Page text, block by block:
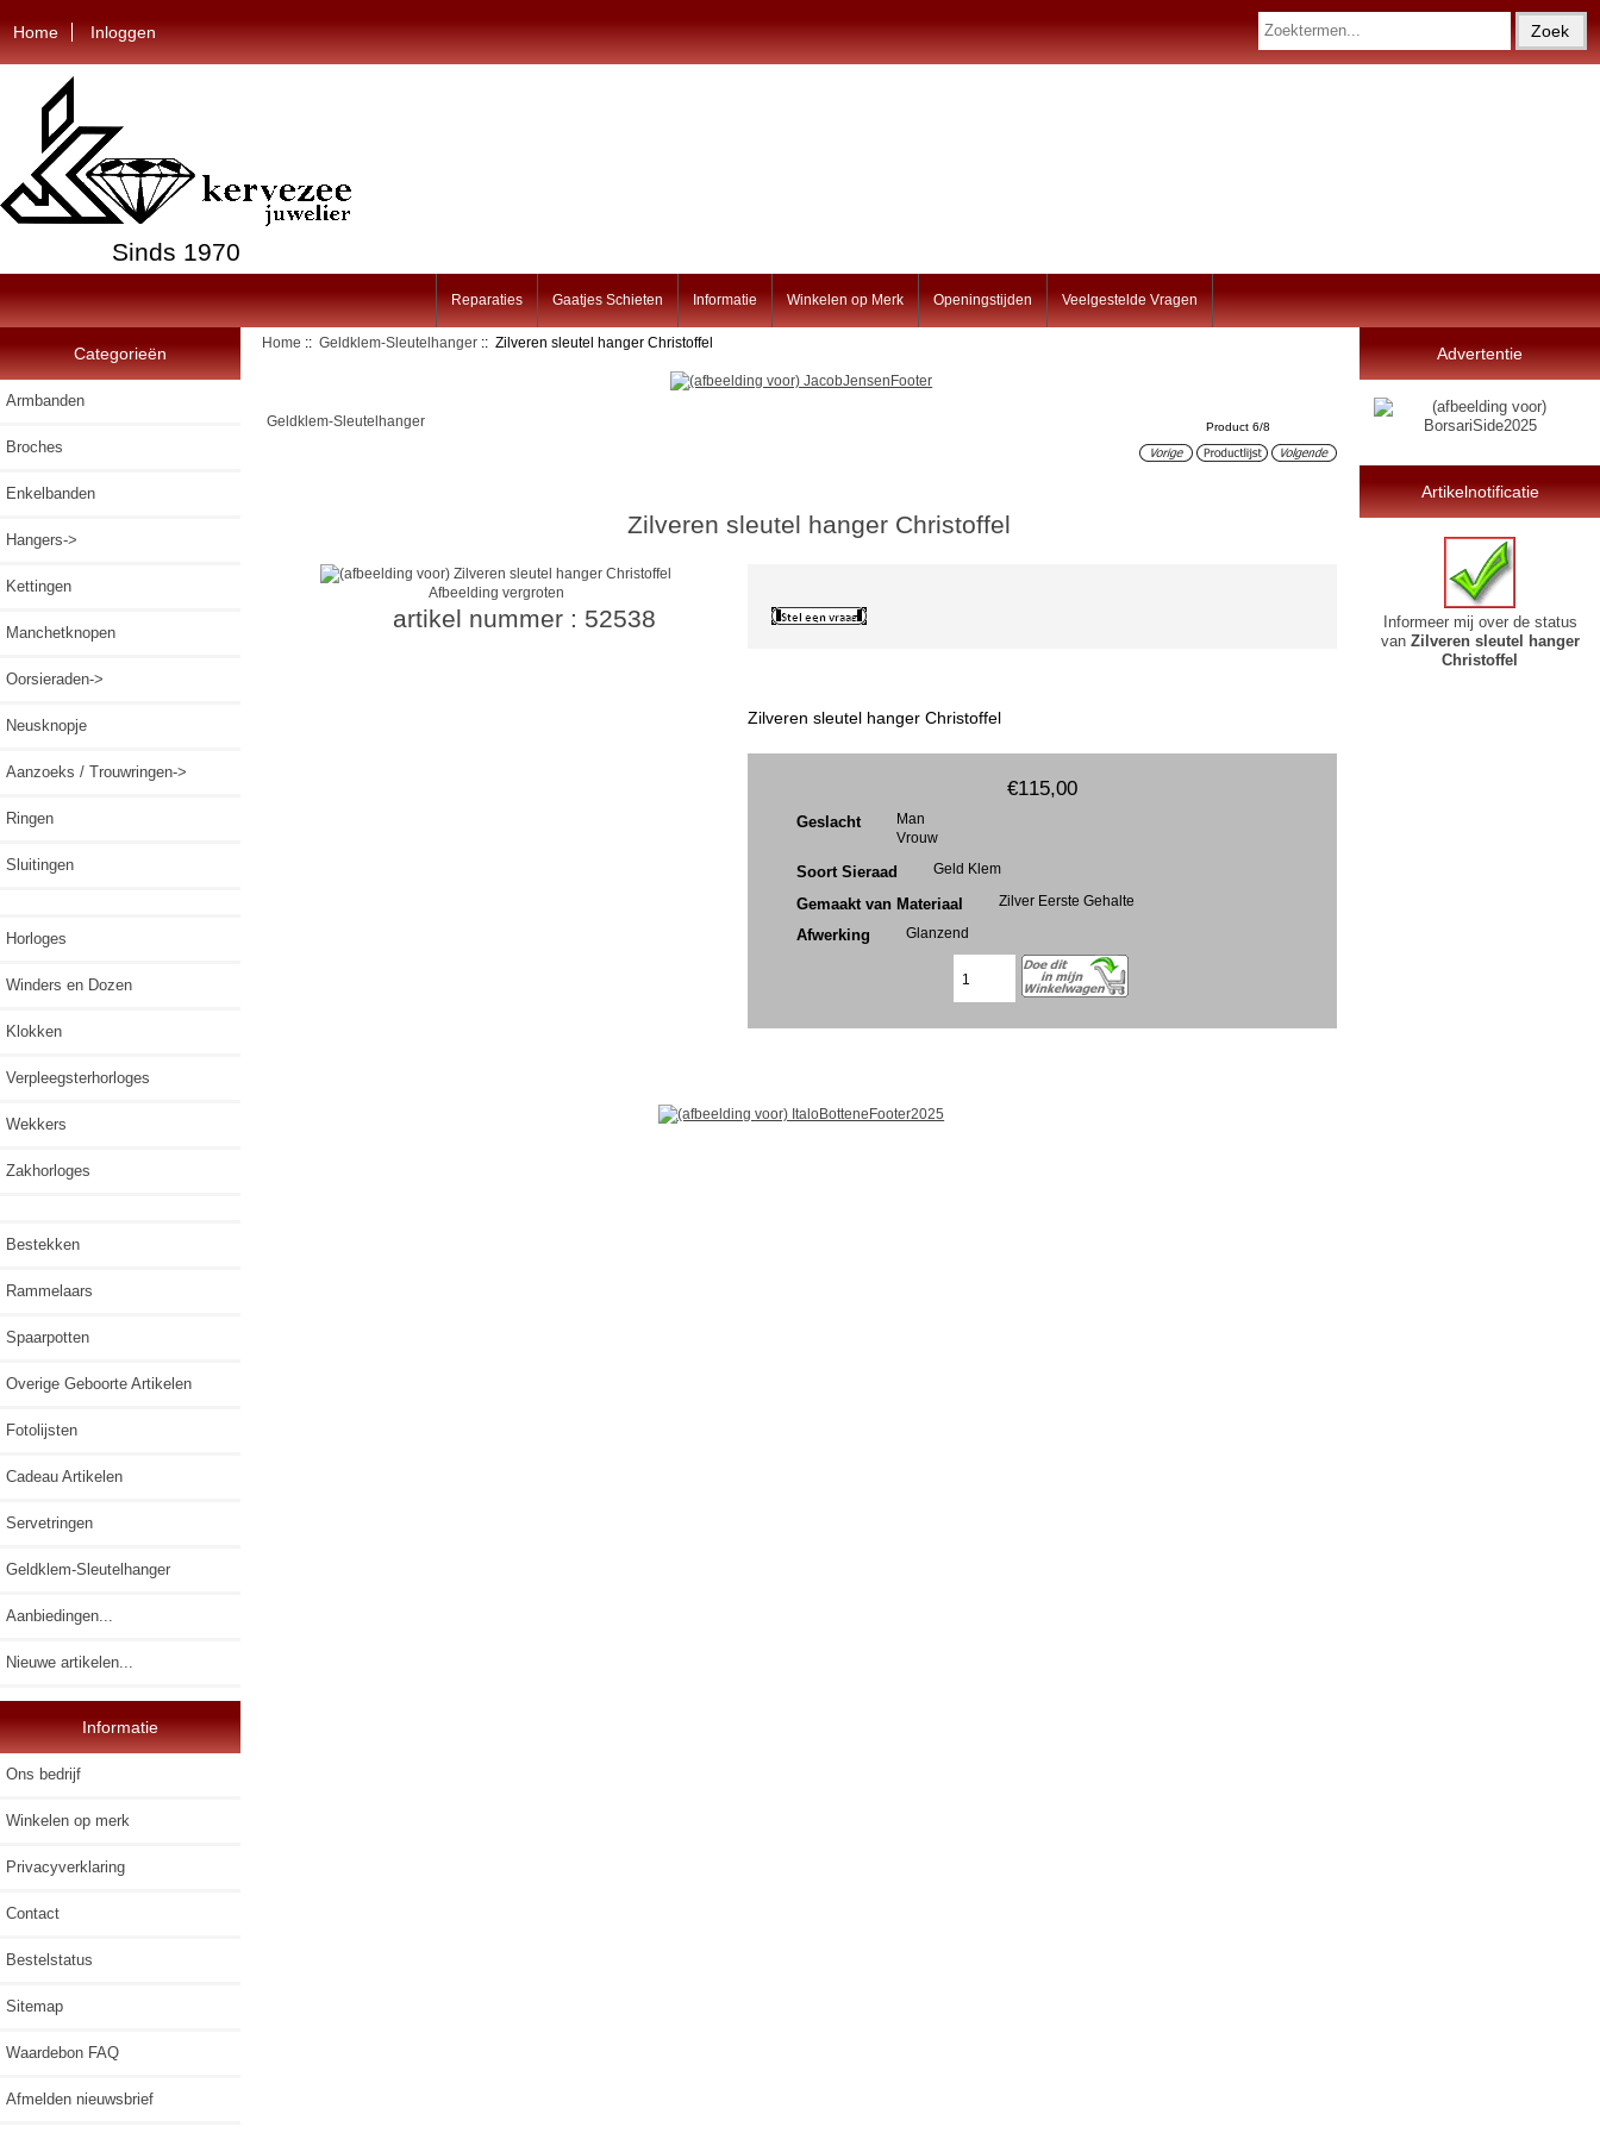
Home Inloggen
Sinds 1970
Reparaties Gaatjes Schieten Informatie Winkelen op Merk Openingstijden Veelgestelde Vragen
Categorieën
Armbanden
Broches
Enkelbanden
Hangers->
Kettingen
Manchetknopen
Oorsieraden->
Neusknopje
Aanzoeks / Trouwringen->
Ringen
Sluitingen
Horloges
Winders en Dozen
Klokken
Verpleegsterhorloges
Wekkers
Zakhorloges
Bestekken
Rammelaars
Spaarpotten
Overige Geboorte Artikelen
Fotolijsten
Cadeau Artikelen
Servetringen
Geldklem-Sleutelhanger
Aanbiedingen...
Nieuwe artikelen...
Informatie
Ons bedrijf
Winkelen op merk
Privacyverklaring
Contact
Bestelstatus
Sitemap
Waardebon FAQ
Afmelden nieuwsbrief
Home ::Geldklem-Sleutelhanger :: Zilveren sleutel hanger Christoffel
Geldklem-Sleutelhanger Product 6/8
Zilveren sleutel hanger Christoffel
Afbeelding vergroten
artikel nummer : 52538
Zilveren sleutel hanger Christoffel
€115,00
Geslacht
Man
Vrouw
Soort Sieraad Geld Klem
Gemaakt van Materiaal Zilver Eerste Gehalte
Afwerking Glanzend
Advertentie
Artikelnotificatie
Informeer mij over de status
van Zilveren sleutel hanger
Christoffel